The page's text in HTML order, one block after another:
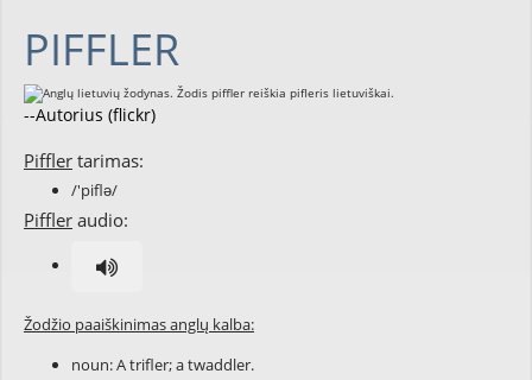
PIFFLER
--Autorius (flickr)
Piffler tarimas:
/'piflə/
Piffler audio:
Žodžio paaiškinimas anglų kalba:
noun: A trifler; a twaddler.